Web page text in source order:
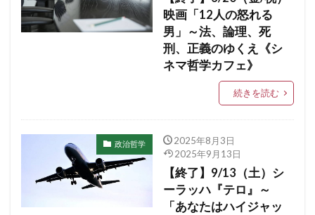
映画「12人の怒れる
男」～法、論理、死
刑、正義のゆくえ《シ
ネマ哲学カフェ》
続きを読む
政治哲学
2025年8月3日
2025年9月13日
【終了】9/13（土）シ
ーラッハ『テロ』～
「あなたはハイジャッ